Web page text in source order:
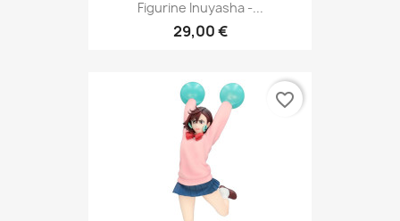
Figurine Inuyasha -...
29,00 €
favorite_border